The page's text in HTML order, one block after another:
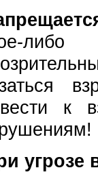
к
угрозе